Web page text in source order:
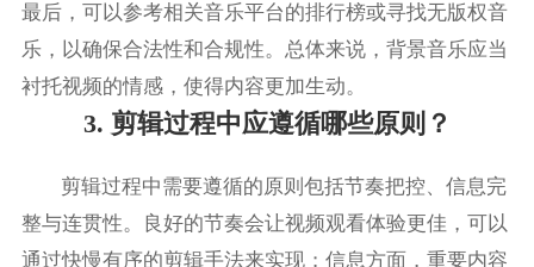
最后，可以参考相关音乐平台的排行榜或寻找无版权音
乐，以确保合法性和合规性。总体来说，背景音乐应当
衬托视频的情感，使得内容更加生动。
3. 剪辑过程中应遵循哪些原则？
剪辑过程中需要遵循的原则包括节奏把控、信息完
整与连贯性。良好的节奏会让视频观看体验更佳，可以
通过快慢有序的剪辑手法来实现；信息方面，重要内容